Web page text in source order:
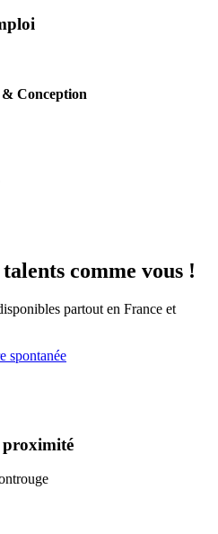
Conception
comme vous !
partout en France et
spontanée